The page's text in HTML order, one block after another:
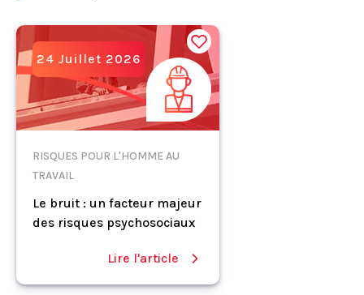
24 Juillet 2026
RISQUES POUR L'HOMME AU
TRAVAIL
Le bruit : un facteur majeur
des risques psychosociaux
Lire l'article